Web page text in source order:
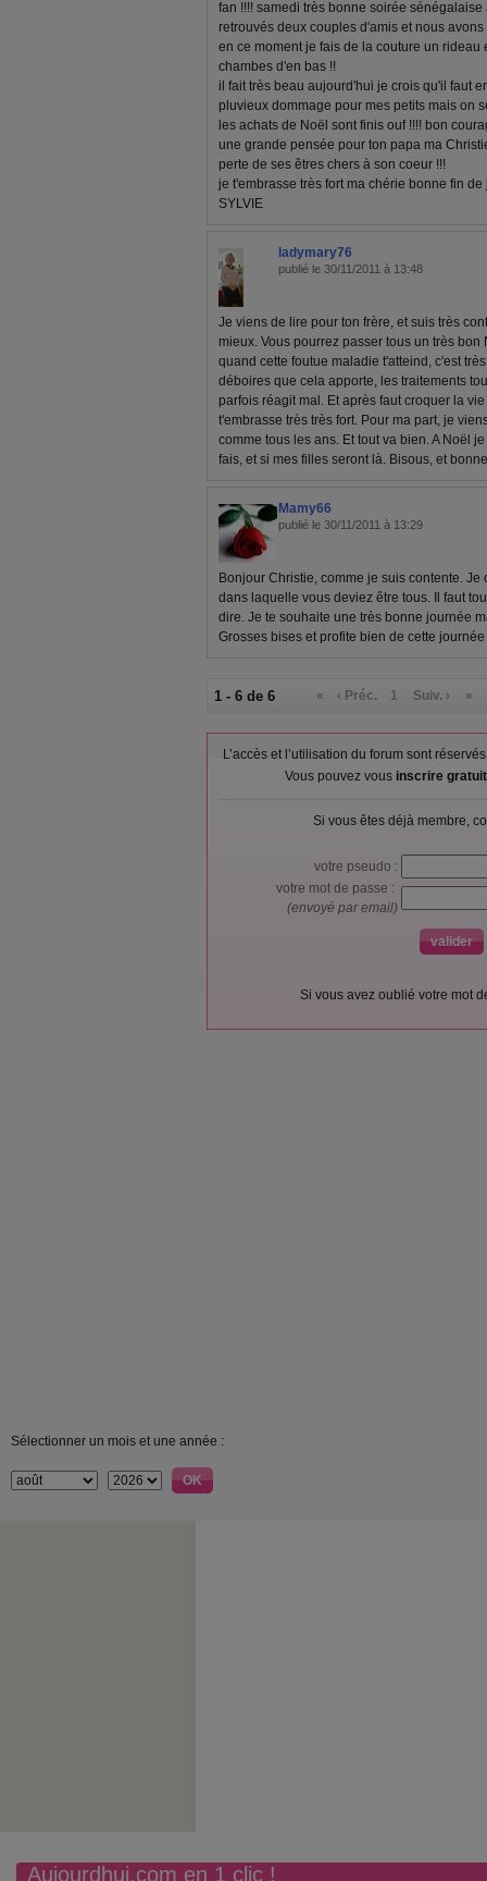
fan !!!! samedi très bonne soirée
retrouvés deux couples d'amis et nous
en ce moment je fais de la couture un rideau
chambes d'en bas !!
il fait très beau aujourd'hui je crois qu'il faut
pluvieux dommage pour mes petits mais on
les achats de Noël sont finis ouf !!!! bon
une grande pensée pour ton papa ma
perte de ses êtres chers à son coeur !!!
je t'embrasse très fort ma chérie bonne fin
SYLVIE
ladymary76
publié le 30/11/2011 à 13:48
Je viens de lire pour ton frère, et suis très
mieux. Vous pourrez passer tous un très
quand cette foutue maladie t'atteind, c'est
déboires que cela apporte, les traitements
parfois réagit mal. Et après faut croquer la
t'embrasse très très fort. Pour ma part, je
comme tous les ans. Et tout va bien. A Noël
fais, et si mes filles seront là. Bisous, et
Mamy66
publié le 30/11/2011 à 13:29
Bonjour Christie, comme je suis contente.
dans laquelle vous deviez être tous. Il faut
dire. Je te souhaite une très bonne journée
Grosses bises et profite bien de cette
1 - 6 de 6 « ‹ Préc. 1 Suiv. › »
L’accès et l’utilisation du forum sont
Vous pouvez vous inscrire
Si vous êtes déjà membre,
votre pseudo :
votre mot de passe :
(envoyé par email)
Si vous avez oublié votre mot
Sélectionner un mois et une année :
Aujourdhui.com en 1 clic !